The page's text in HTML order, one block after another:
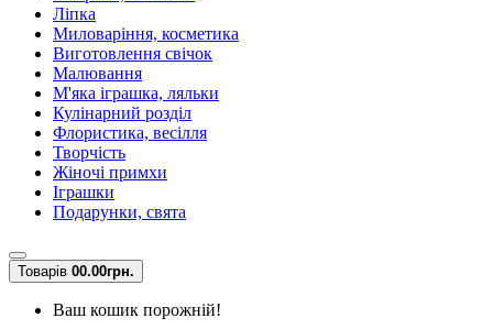
Ліпка
Миловаріння, косметика
Виготовлення свічок
Малювання
М'яка іграшка, ляльки
Кулінарний розділ
Флористика, весілля
Творчість
Жіночі примхи
Іграшки
Подарунки, свята
Товарів 00.00грн.
Ваш кошик порожній!